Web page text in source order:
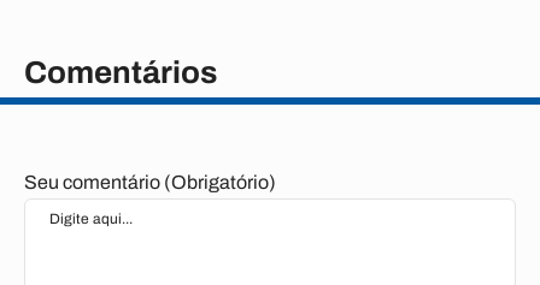
Comentários
Seu comentário (Obrigatório)